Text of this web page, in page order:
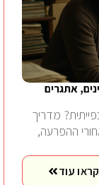
אתגרים
מדריך
ההפרעה,
קראו עוד